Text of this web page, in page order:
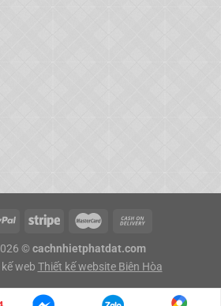
© cachnhietphatdat.com
web Thiết kế website Biên Hòa